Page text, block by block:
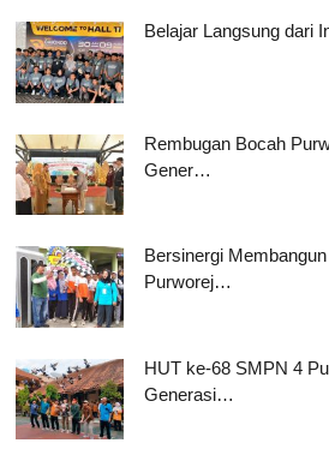
Belajar Langsung dari
Rembugan Bocah
Gener…
Bersinergi
Purworej…
HUT ke-68 SMPN 4
Generasi…